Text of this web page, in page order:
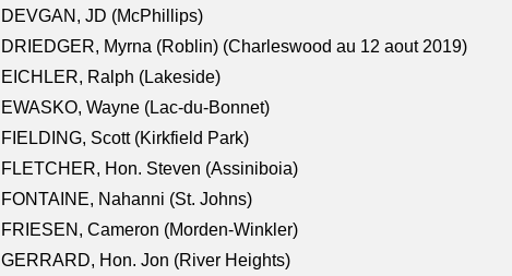
DEVGAN, JD (McPhillips)
DRIEDGER, Myrna (Roblin) (Charleswood au 12 aout 2019)
EICHLER, Ralph (Lakeside)
EWASKO, Wayne (Lac-du-Bonnet)
FIELDING, Scott (Kirkfield Park)
FLETCHER, Hon. Steven (Assiniboia)
FONTAINE, Nahanni (St. Johns)
FRIESEN, Cameron (Morden-Winkler)
GERRARD, Hon. Jon (River Heights)